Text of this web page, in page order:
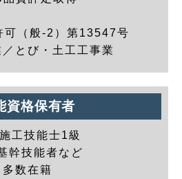
可（般-2）第13547号
とび・土工工事業
資格保有者
工技能士1級
幹技能者など
多数在籍